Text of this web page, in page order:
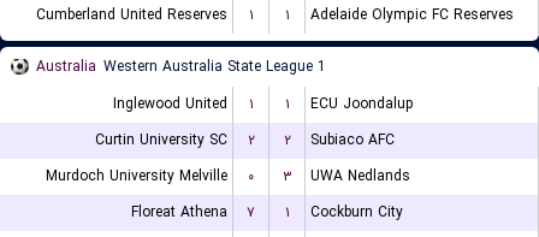
Cumberland United Reserves
۱ ۱ Adelaide Olympic FC Reserves
Australia Western Australia State League 1
Inglewood United
۱ ۱
ECU Joondalup
Curtin University SC
۲ ۲
Subiaco AFC
Murdoch University Melville
۰ ۳
UWA Nedlands
Floreat Athena
۷ ۱
Cockburn City